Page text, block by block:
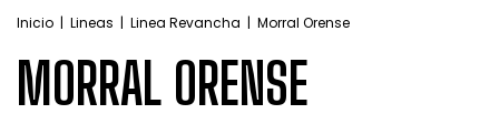
Inicio | Lineas | Linea Revancha | Morral Orense
MORRAL ORENSE